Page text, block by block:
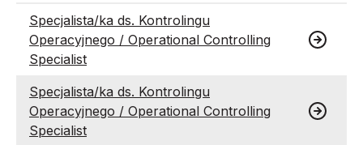
Specjalista/ka ds. Kontrolingu
Operacyjnego / Operational Controlling
Specialist
Specjalista/ka ds. Kontrolingu
Operacyjnego / Operational Controlling
Specialist